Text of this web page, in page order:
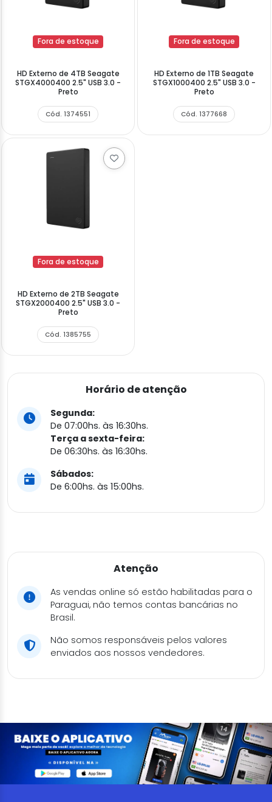
Fora de estoque
HD Externo de 4TB Seagate
STGX4000400 2.5" USB 3.0 -
Preto
Cód. 1374551
Fora de estoque
HD Externo de 1TB Seagate
STGX1000400 2.5" USB 3.0 -
Preto
Cód. 1377668
Fora de estoque
HD Externo de 2TB Seagate
STGX2000400 2.5" USB 3.0 -
Preto
Cód. 1385755
Horário de atenção
Segunda:
De 07:00hs. às 16:30hs.
Terça a sexta-feira:
De 06:30hs. às 16:30hs.
Sábados:
De 6:00hs. às 15:00hs.
Atenção
As vendas online só estão habilitadas para o
Paraguai, não temos contas bancárias no
Brasil.
Não somos responsáveis pelos valores
enviados aos nossos vendedores.